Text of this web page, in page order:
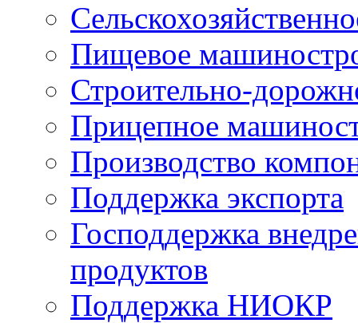
Пищевое
Строительно-
Прицепное
Производство
Поддержка экспорта
Господдержка
продуктов
Поддержка НИОКР